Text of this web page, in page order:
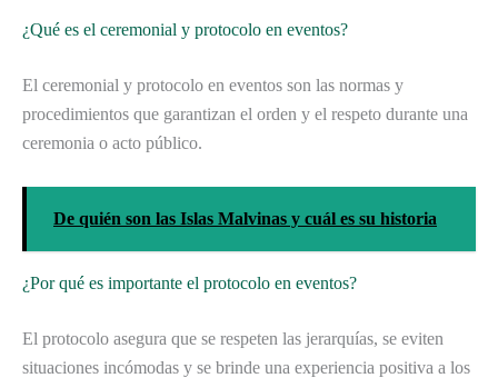
¿Qué es el ceremonial y protocolo en eventos?
El ceremonial y protocolo en eventos son las normas y
procedimientos que garantizan el orden y el respeto durante una
ceremonia o acto público.
De quién son las Islas Malvinas y cuál es su historia
¿Por qué es importante el protocolo en eventos?
El protocolo asegura que se respeten las jerarquías, se eviten
situaciones incómodas y se brinde una experiencia positiva a los